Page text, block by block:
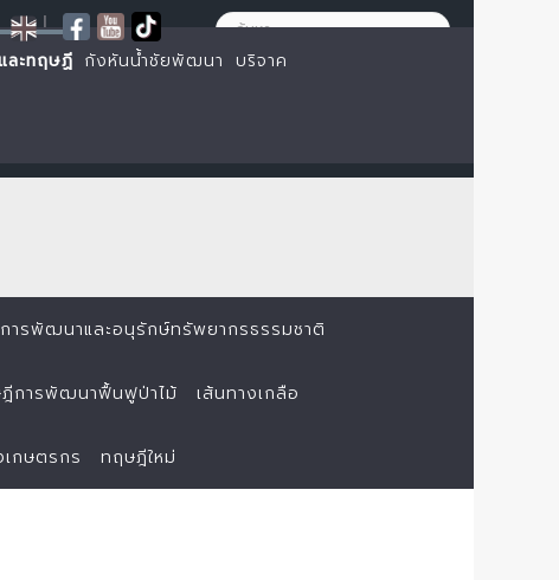
ละทฤษฏี กังหันน้ำชัยพัฒนา บริจาค
|
การพัฒนาและอนุรักษ์ทรัพยากรธรรมชาติ
การพัฒนาฟื้นฟูป่าไม้ เส้นทางเกลือ
กษตรกร ทฤษฎีใหม่